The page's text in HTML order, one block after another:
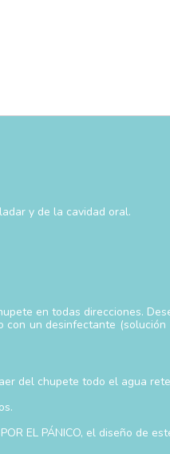
y de la cavidad oral.
en todas direcciones.
un desinfectante
del chupete todo el agua
EL PÁNICO, el diseño de